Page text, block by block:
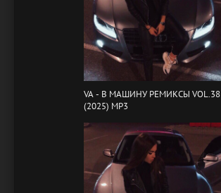
VA - B МАШИНУ РЕМИКСЫ VOL.38
(2025) MP3